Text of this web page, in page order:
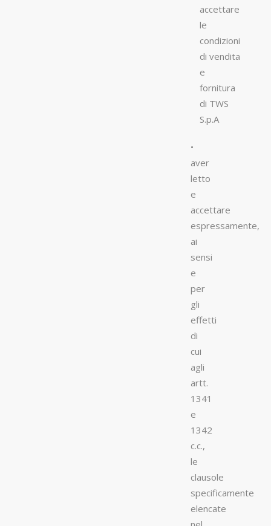
accettare
le
condizioni
di vendita
e
fornitura
di TWS
S.p.A
•
aver
letto
e
accettare
espressamente,
ai
sensi
e
per
gli
effetti
di
cui
agli
artt.
1341
e
1342
c.c.,
le
clausole
specificamente
elencate